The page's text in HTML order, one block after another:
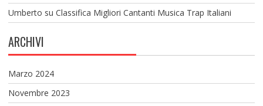
Umberto su Classifica Migliori Cantanti Musica Trap Italiani
ARCHIVI
Marzo 2024
Novembre 2023